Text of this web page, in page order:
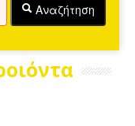
Αναζήτηση